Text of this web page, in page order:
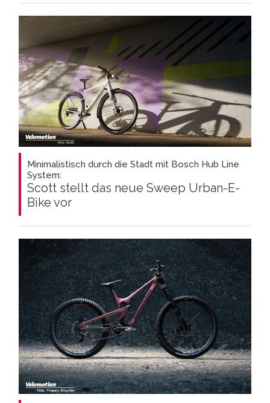
Minimalistisch durch die Stadt mit Bosch Hub Line
System:
Scott stellt das neue Sweep Urban-E-
Bike vor